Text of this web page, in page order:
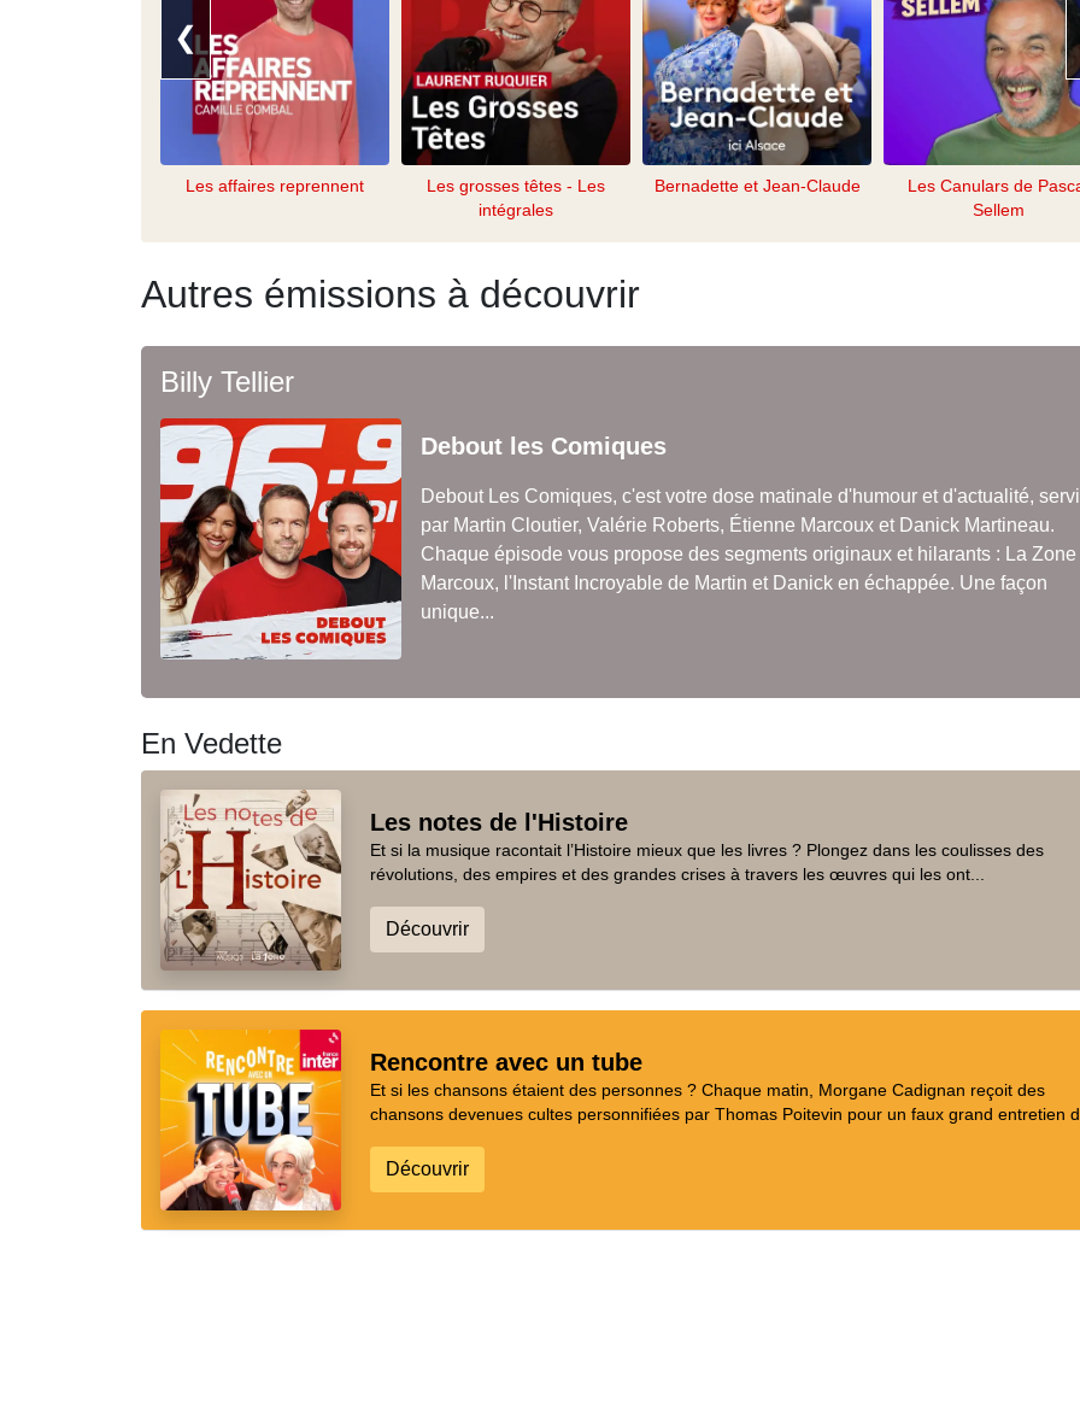
❮
Les affaires reprennent
Les grosses têtes - Les
intégrales
Bernadette et Jean-Claude
Les Canulars de
Sellem
Autres émissions à découvrir
Billy Tellier
Debout les Comiques
Debout Les Comiques, c'est votre dose matinale d'humour et d'actualité,
par Martin Cloutier, Valérie Roberts, Étienne Marcoux et Danick Martineau.
Chaque épisode vous propose des segments originaux et hilarants : La Zone
Marcoux, l'Instant Incroyable de Martin et Danick en échappée. Une façon
unique...
En Vedette
Les notes de l'Histoire
Et si la musique racontait l’Histoire mieux que les livres ? Plongez dans les coulisses des
révolutions, des empires et des grandes crises à travers les œuvres qui les ont...
Découvrir
Rencontre avec un tube
Et si les chansons étaient des personnes ? Chaque matin, Morgane Cadignan reçoit des
chansons devenues cultes personnifiées par Thomas Poitevin pour un faux grand entretien
Découvrir